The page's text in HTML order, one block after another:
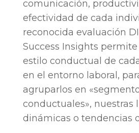
comunicación,
efectividad de cada
reconocida evaluación
Success Insights
estilo conductual de
en el entorno laboral,
agruparlos en
conductuales», nuestras
dinámicas o tendencias